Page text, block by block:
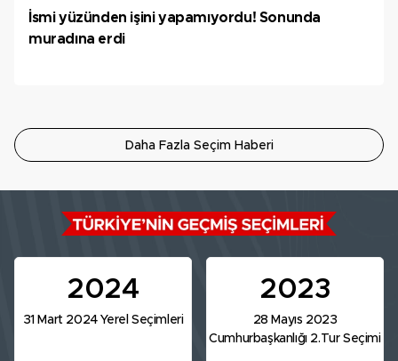
İsmi yüzünden işini yapamıyordu! Sonunda
muradına erdi
Daha Fazla Seçim Haberi
2024
31 Mart 2024 Yerel Seçimleri
2023
28 Mayıs 2023
Cumhurbaşkanlığı 2.Tur Seçimi